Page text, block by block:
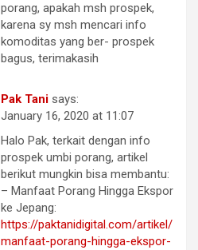
porang, apakah msh prospek,
karena sy msh mencari info
komoditas yang ber- prospek
bagus, terimakasih
Pak Tani says:
January 16, 2020 at 11:07
Halo Pak, terkait dengan info
prospek umbi porang, artikel
berikut mungkin bisa membantu:
– Manfaat Porang Hingga Ekspor
ke Jepang:
https://paktanidigital.com/artikel/
manfaat-porang-hingga-ekspor-